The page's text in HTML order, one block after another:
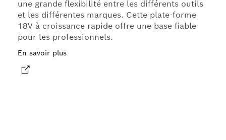
une grande flexibilité entre les différents outils
et les différentes marques. Cette plate-forme
18V à croissance rapide offre une base fiable
pour les professionnels.
En savoir plus